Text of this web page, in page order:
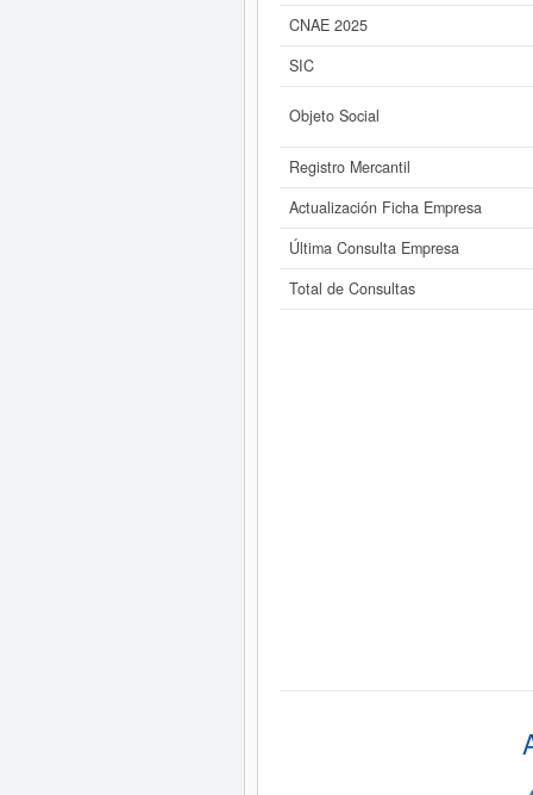
CNAE 2025
SIC
Objeto Social
Registro Mercantil
Actualización Ficha Empresa
Última Consulta Empresa
Total de Consultas